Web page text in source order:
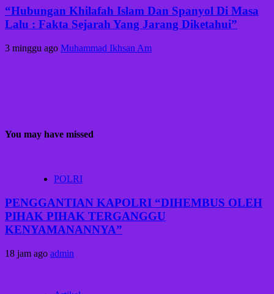
“Hubungan Khilafah Islam Dan Spanyol Di Masa
Lalu : Fakta Sejarah Yang Jarang Diketahui”
3 minggu ago Muhammad Ikhsan Am
You may have missed
POLRI
PENGGANTIAN KAPOLRI “DIHEMBUS OLEH
PIHAK PIHAK TERGANGGU
KENYAMANANNYA”
18 jam ago admin